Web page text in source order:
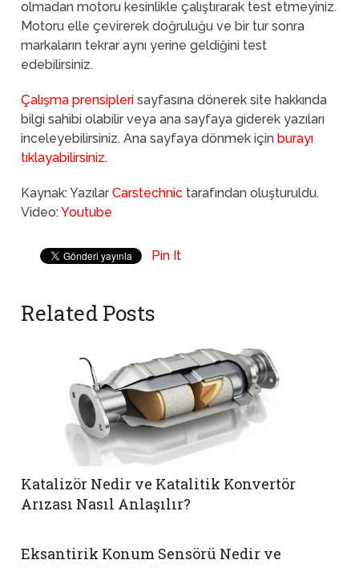
olmadan motoru kesinlikle çalıştırarak test etmeyiniz.
Motoru elle çevirerek doğruluğu ve bir tur sonra
markaların tekrar aynı yerine geldiğini test
edebilirsiniz.
Çalışma prensipleri sayfasına dönerek site hakkında
bilgi sahibi olabilir veya ana sayfaya giderek yazıları
inceleyebilirsiniz. Ana sayfaya dönmek için burayı
tıklayabilirsiniz.
Kaynak: YazılarCarstechnic tarafından oluşturuldu.
Video:Youtube
Pin It
Related Posts
Katalizör Nedir ve Katalitik Konvertör
Arızası Nasıl Anlaşılır?
Eksantirik Konum Sensörü Nedir ve